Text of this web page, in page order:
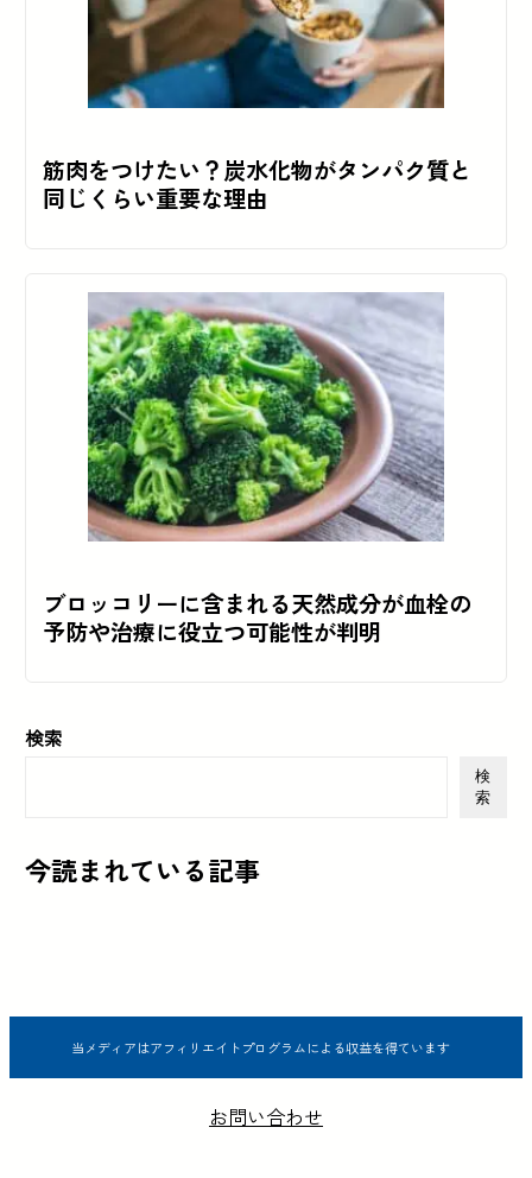
筋肉をつけたい？炭水化物がタンパク質と
同じくらい重要な理由
ブロッコリーに含まれる天然成分が血栓の
予防や治療に役立つ可能性が判明
検索
検
索
今読まれている記事
当メディアはアフィリエイトプログラムによる収益を得ています
お問い合わせ